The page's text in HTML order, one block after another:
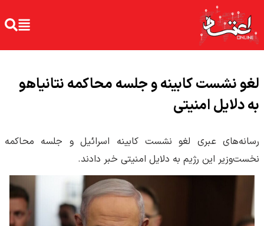
لغو نشست کابینه و جلسه محاکمه نتانیاهو
به دلایل امنیتی
رسانه‌های عبری لغو نشست کابینه اسرائیل و جلسه محاکمه
نخست‌وزیر این رژیم به دلایل امنیتی خبر دادند.